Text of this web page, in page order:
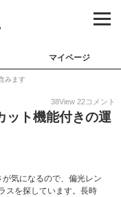
マイページ
みます
38View 22コメント
ット機能付きの運
気になるので、偏光レン
スを探しています。長時